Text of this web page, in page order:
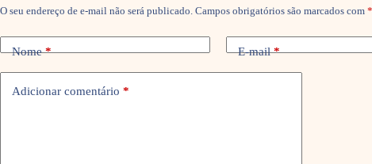
O seu endereço de e-mail não será publicado. Campos obrigatórios são marcados com *
Nome* E-mail*
Adicionar comentário *